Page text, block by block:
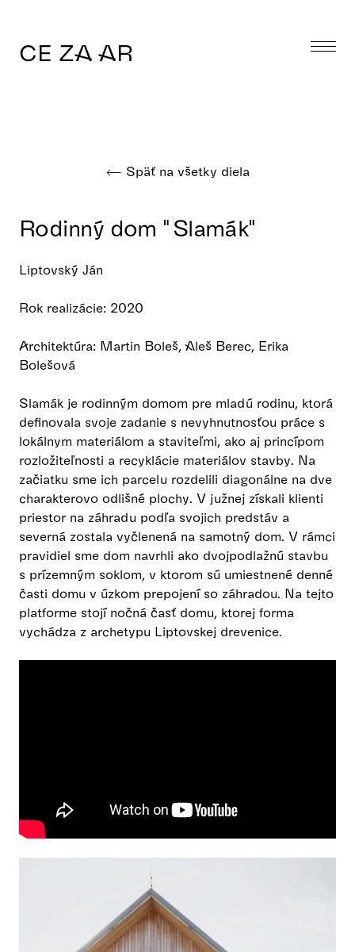
CE ZA AR
Späť na všetky diela
Rodinný dom "Slamák"
Liptovský Ján
Rok realizácie: 2020
Architektúra: Martin Boleš, Aleš Berec, Erika
Bolešová
Slamák je rodinným domom pre mladú rodinu, ktorá
definovala svoje zadanie s nevyhnutnosťou práce s
lokálnym materiálom a staviteľmi, ako aj princípom
rozložiteľnosti a recyklácie materiálov stavby. Na
začiatku sme ich parcelu rozdelili diagonálne na dve
charakterovo odlišné plochy. V južnej získali klienti
priestor na záhradu podľa svojich predstáv a
severná zostala vyčlenená na samotný dom. V rámci
pravidiel sme dom navrhli ako dvojpodlažnú stavbu
s prízemným soklom, v ktorom sú umiestnené denné
časti domu v úzkom prepojení so záhradou. Na tejto
platforme stojí nočná časť domu, ktorej forma
vychádza z archetypu Liptovskej drevenice.